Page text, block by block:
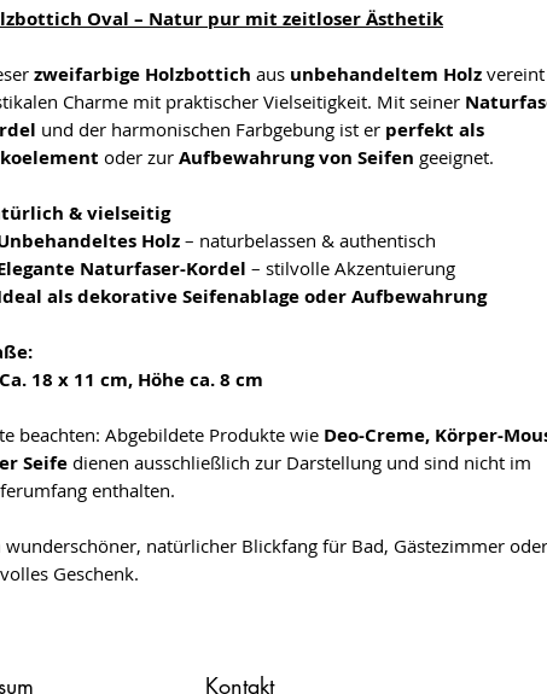
Oval – Natur pur mit zeitloser Ästhetik
zweifarbige Holzbottich aus unbehandeltem Holz vereint
Charme mit praktischer Vielseitigkeit. Mit seiner
und der harmonischen Farbgebung ist er perfekt als
oder zur Aufbewahrung von Seifen geeignet.
& vielseitig
Holz– naturbelassen & authentisch
Naturfaser-Kordel – stilvolle Akzentuierung
als dekorative Seifenablage oder Aufbewahrung
Ca. 18 x 11 cm, Höhe ca. 8 cm
beachten: Abgebildete Produkte wie Deo-Creme, Körper-
Seife dienen ausschließlich zur Darstellung und sind nicht im
enthalten.
wunderschöner, natürlicher Blickfang für Bad, Gästezimmer
Geschenk.
Kontakt